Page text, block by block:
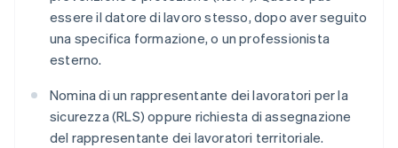
essere il datore di lavoro stesso, dopo aver seguito
una specifica formazione, o un professionista
esterno.
Nomina di un rappresentante dei lavoratori per la
sicurezza (RLS) oppure richiesta di assegnazione
del rappresentante dei lavoratori territoriale.